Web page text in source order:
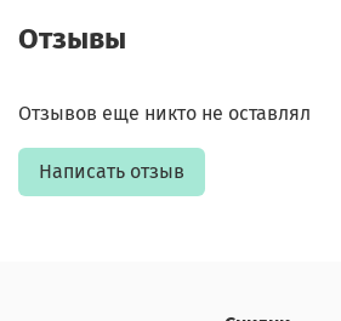
Отзывы
Отзывов еще никто не оставлял
Написать отзыв